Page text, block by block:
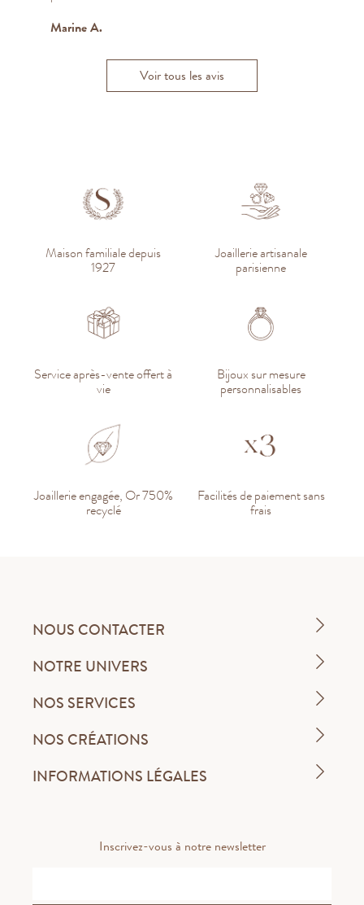
Marine A.
K
Yahya Y.
Alexandra B
O
Voir tous les avis
Maison familiale depuis
1927
Joaillerie artisanale
parisienne
Service après-vente offert à
vie
Bijoux sur mesure
personnalisables
Joaillerie engagée, Or 750%
recyclé
Facilités de paiement sans
frais
NOUS CONTACTER
NOTRE UNIVERS
NOS SERVICES
NOS CRÉATIONS
INFORMATIONS LÉGALES
Inscrivez-vous à notre newsletter